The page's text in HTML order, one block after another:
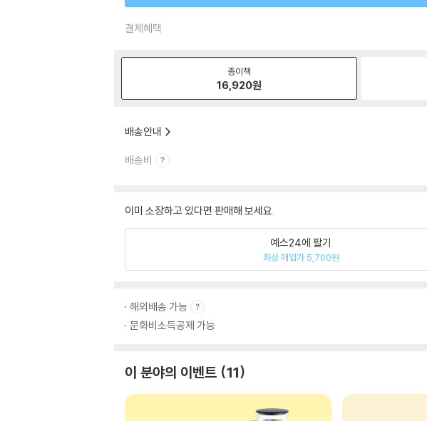
결제혜택
종이책
16,920원
배송안내
배송비
이미 소장하고 있다면 판매해 보세요.
예스24에 팔기
최상 매입가 5,700원
해외배송 가능
문화비소득공제 가능
이 분야의 이벤트 11